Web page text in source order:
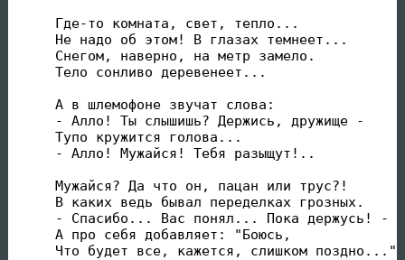
Где-то комната, свет, тепло...
Не надо об этом! В глазах темнеет...
Снегом, наверно, на метр замело.
Тело сонливо деревенеет...
А в шлемофоне звучат слова:
- Алло! Ты слышишь? Держись, дружище -
Тупо кружится голова...
- Алло! Мужайся! Тебя разыщут!..
Мужайся? Да что он, пацан или трус?!
В каких ведь бывал переделках грозных.
- Спасибо... Вас понял... Пока держусь! -
А про себя добавляет: "Боюсь,
Что будет все, кажется, слишком поздно..."